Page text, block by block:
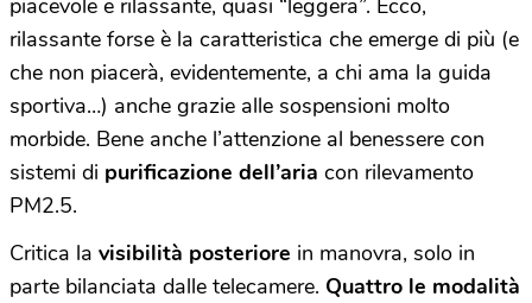
piacevole e rilassante, quasi “leggera”. Ecco,
rilassante forse è la caratteristica che emerge di più (e
che non piacerà, evidentemente, a chi ama la guida
sportiva…) anche grazie alle sospensioni molto
morbide. Bene anche l’attenzione al benessere con
sistemi di purificazione dell’aria con rilevamento
PM2.5.
Critica la visibilità posteriore in manovra, solo in
parte bilanciata dalle telecamere. Quattro le modalità